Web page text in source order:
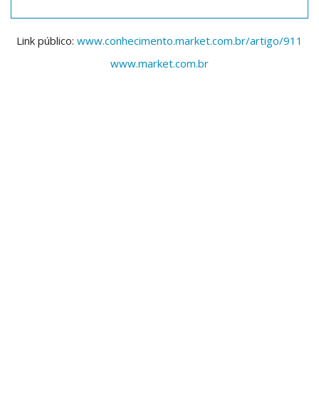
Link público: www.conhecimento.market.com.br/artigo/911
www.market.com.br